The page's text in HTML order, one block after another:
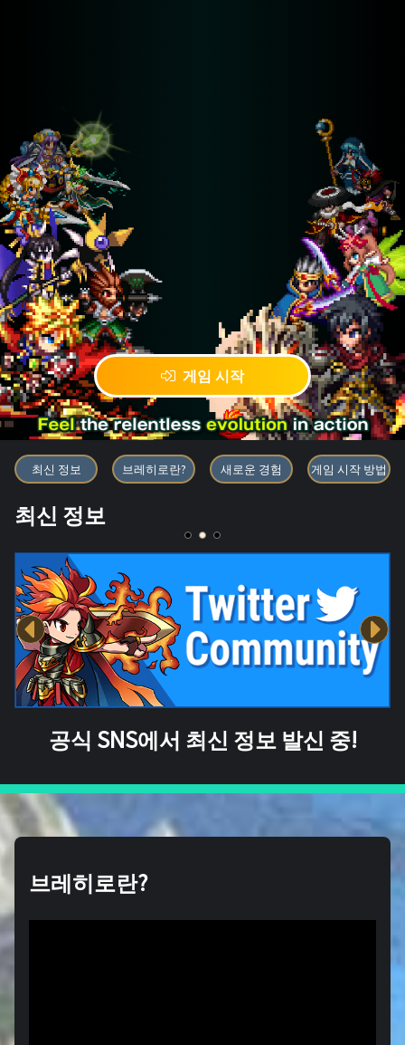
게임 시작
블록체인 게임 「BRAVE
최신 정보 브레히로란? 새로운 경험 게임 시작 방법
최신 정보
공식 SNS에서 최신 정보 발신 중!
브레히로란?